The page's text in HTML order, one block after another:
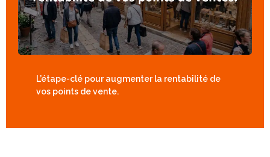
L’étape-clé pour augmenter la rentabilité de
vos points de vente.